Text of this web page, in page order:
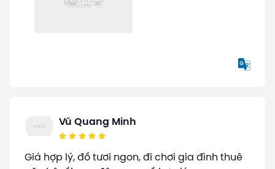
Vũ Quang Minh
Giá hợp lý, đồ tươi ngon, đi chơi gia đình thuê